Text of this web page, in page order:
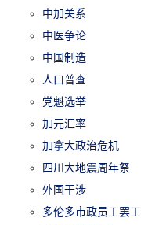
中加关系
中医争论
中国制造
人口普查
党魁选举
加元汇率
加拿大政治危机
四川大地震周年祭
外国干涉
多伦多市政员工罢工